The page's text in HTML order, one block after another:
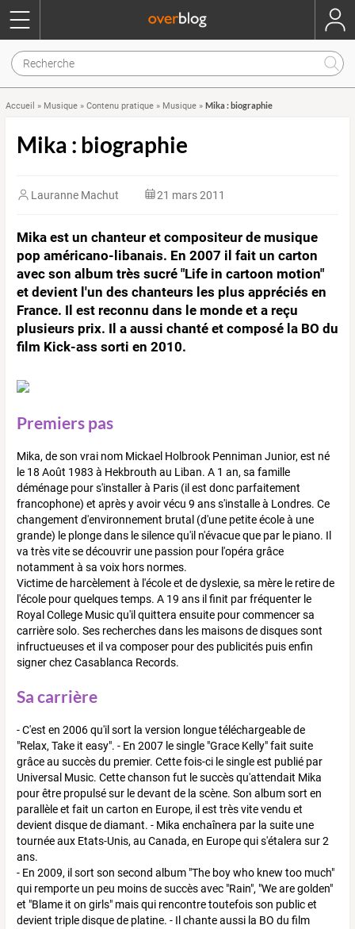
Accueil » Musique » Contenu pratique » Musique » Mika : biographie
Mika : biographie
Lauranne Machut 21 mars 2011
Mika est un chanteur et compositeur de musique
pop américano-libanais. En 2007 il fait un carton
avec son album très sucré "Life in cartoon motion"
et devient l'un des chanteurs les plus appréciés en
France. Il est reconnu dans le monde et a reçu
plusieurs prix. Il a aussi chanté et composé la BO du
film Kick-ass sorti en 2010.
Premiers pas
Mika, de son vrai nom Mickael Holbrook Penniman Junior, est né
le 18 Août 1983 à Hekbrouth au Liban. A 1 an, sa famille
déménage pour s'installer à Paris (il est donc parfaitement
francophone) et après y avoir vécu 9 ans s'installe à Londres. Ce
changement d'environnement brutal (d'une petite école à une
grande) le plonge dans le silence qu'il n'évacue que par le piano. Il
va très vite se découvrir une passion pour l'opéra grâce
notamment à sa voix hors normes.
Victime de harcèlement à l'école et de dyslexie, sa mère le retire de
l'école pour quelques temps. A 19 ans il finit par fréquenter le
Royal College Music qu'il quittera ensuite pour commencer sa
carrière solo. Ses recherches dans les maisons de disques sont
infructueuses et il va composer pour des publicités puis enfin
signer chez Casablanca Records.
Sa carrière
- C'est en 2006 qu'il sort la version longue téléchargeable de
"Relax, Take it easy". - En 2007 le single "Grace Kelly" fait suite
grâce au succès du premier. Cette fois-ci le single est publié par
Universal Music. Cette chanson fut le succès qu'attendait Mika
pour être propulsé sur le devant de la scène. Son album sort en
parallèle et fait un carton en Europe, il est très vite vendu et
devient disque de diamant. - Mika enchaînera par la suite une
tournée aux Etats-Unis, au Canada, en Europe qui s'étalera sur 2
ans.
- En 2009, il sort son second album "The boy who knew too much"
qui remporte un peu moins de succès avec "Rain", "We are golden"
et "Blame it on girls" mais qui rencontre toutefois son public et
devient triple disque de platine. - Il chante aussi la BO du film